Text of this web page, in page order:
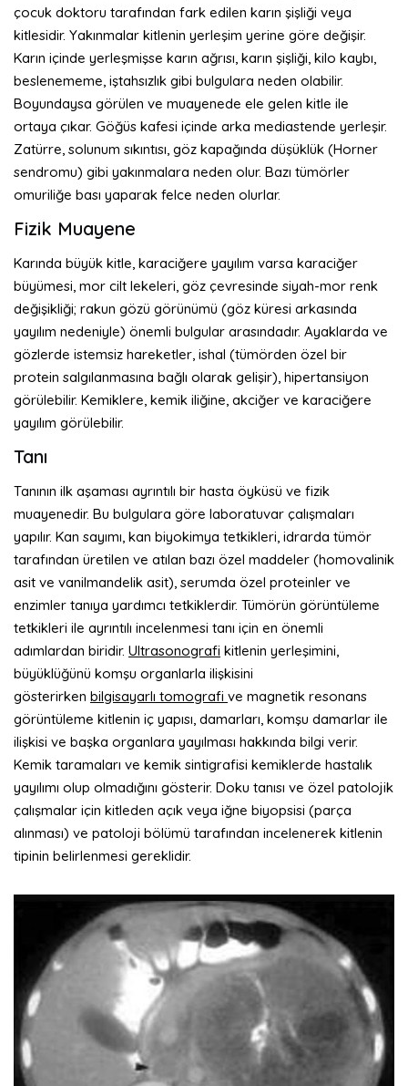
çocuk doktoru tarafından fark edilen karın şişliği veya
kitlesidir. Yakınmalar kitlenin yerleşim yerine göre değişir.
Karın içinde yerleşmişse karın ağrısı, karın şişliği, kilo kaybı,
beslenememe, iştahsızlık gibi bulgulara neden olabilir.
Boyundaysa görülen ve muayenede ele gelen kitle ile
ortaya çıkar. Göğüs kafesi içinde arka mediastende yerleşir.
Zatürre, solunum sıkıntısı, göz kapağında düşüklük (Horner
sendromu) gibi yakınmalara neden olur. Bazı tümörler
omuriliğe bası yaparak felce neden olurlar.
Fizik Muayene
Karında büyük kitle, karaciğere yayılım varsa karaciğer
büyümesi, mor cilt lekeleri, göz çevresinde siyah-mor renk
değişikliği; rakun gözü görünümü (göz küresi arkasında
yayılım nedeniyle) önemli bulgular arasındadır. Ayaklarda ve
gözlerde istemsiz hareketler, ishal (tümörden özel bir
protein salgılanmasına bağlı olarak gelişir), hipertansiyon
görülebilir. Kemiklere, kemik iliğine, akciğer ve karaciğere
yayılım görülebilir.
Tanı
Tanının ilk aşaması ayrıntılı bir hasta öyküsü ve fizik
muayenedir. Bu bulgulara göre laboratuvar çalışmaları
yapılır. Kan sayımı, kan biyokimya tetkikleri, idrarda tümör
tarafından üretilen ve atılan bazı özel maddeler (homovalinik
asit ve vanilmandelik asit), serumda özel proteinler ve
enzimler tanıya yardımcı tetkiklerdir. Tümörün görüntüleme
tetkikleri ile ayrıntılı incelenmesi tanı için en önemli
adımlardan biridir. Ultrasonografi kitlenin yerleşimini,
büyüklüğünü komşu organlarla ilişkisini
gösterirken bilgisayarlı tomografi ve magnetik resonans
görüntüleme kitlenin iç yapısı, damarları, komşu damarlar ile
ilişkisi ve başka organlara yayılması hakkında bilgi verir.
Kemik taramaları ve kemik sintigrafisi kemiklerde hastalık
yayılımı olup olmadığını gösterir. Doku tanısı ve özel patolojik
çalışmalar için kitleden açık veya iğne biyopsisi (parça
alınması) ve patoloji bölümü tarafından incelenerek kitlenin
tipinin belirlenmesi gereklidir.